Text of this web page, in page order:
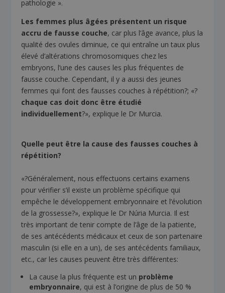
pathologie ».
Les femmes plus âgées présentent un risque
accru de fausse couche, car plus l’âge avance, plus la
qualité des ovules diminue, ce qui entraîne un taux plus
élevé d’altérations chromosomiques chez les
embryons, l’une des causes les plus fréquentes de
fausse couche. Cependant, il y a aussi des jeunes
femmes qui font des fausses couches à répétition?; «?
chaque cas doit donc être étudié
individuellement?», explique le Dr Murcia.
Quelle peut être la cause des fausses couches à
répétition?
«?Généralement, nous effectuons certains examens
pour vérifier s’il existe un problème spécifique qui
empêche le développement embryonnaire et l’évolution
de la grossesse?», explique le Dr Núria Murcia. Il est
très important de tenir compte de l’âge de la patiente,
de ses antécédents médicaux et ceux de son partenaire
masculin (si elle en a un), de ses antécédents familiaux,
etc., car les causes peuvent être très différentes:
La cause la plus fréquente est un problème
embryonnaire, qui est à l’origine de plus de 50 %